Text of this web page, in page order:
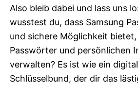
Also bleib dabei und lass uns
wusstest du, dass Samsung
und sichere Möglichkeit
Passwörter und persönlichen
verwalten? Es ist wie ein
Schlüsselbund, der dir das